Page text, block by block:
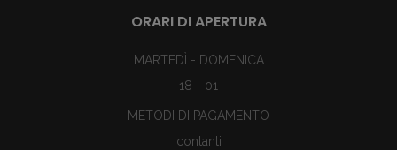
ORARI DI APERTURA
MARTEDÌ - DOMENICA
18 - 01
METODI DI PAGAMENTO
contanti